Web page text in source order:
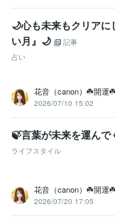
ビジネス・クリエイ
Excel:10年Google ス
Google ドキュメント:5年
カラーミーショップ:15年
得意分野
占い タロット占い・
恋愛 仕事 人間関係
悩み相談・カウンセリ
恋愛 仕事
🌙心も未来もクリア
い月』🌙
記事
占い
花音（canon）☘️開運
2026/07/10 15:02
🍃言葉が未来を運ん
ライフスタイル
花音（canon）☘️開運
2026/07/20 17:05